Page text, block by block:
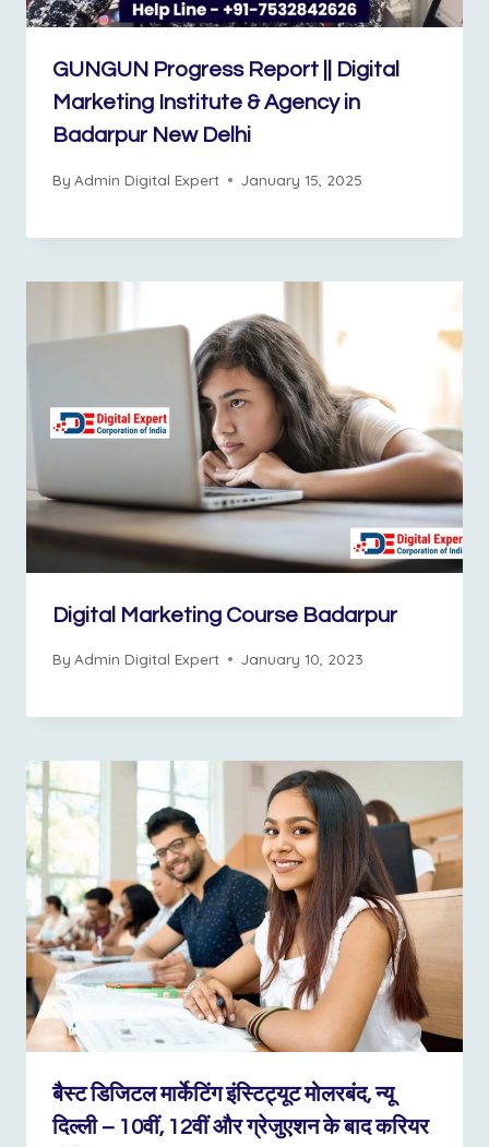
GUNGUN Progress Report || Digital
Marketing Institute & Agency in
Badarpur New Delhi
By Admin Digital Expert January 15, 2025
Digital Marketing Course Badarpur
By Admin Digital Expert January 10, 2023
बैस्ट डिजिटल मार्केटिंग इंस्टिट्यूट मोलरबंद, न्यू
दिल्ली – 10वीं, 12वीं और ग्रेजुएशन के बाद करियर